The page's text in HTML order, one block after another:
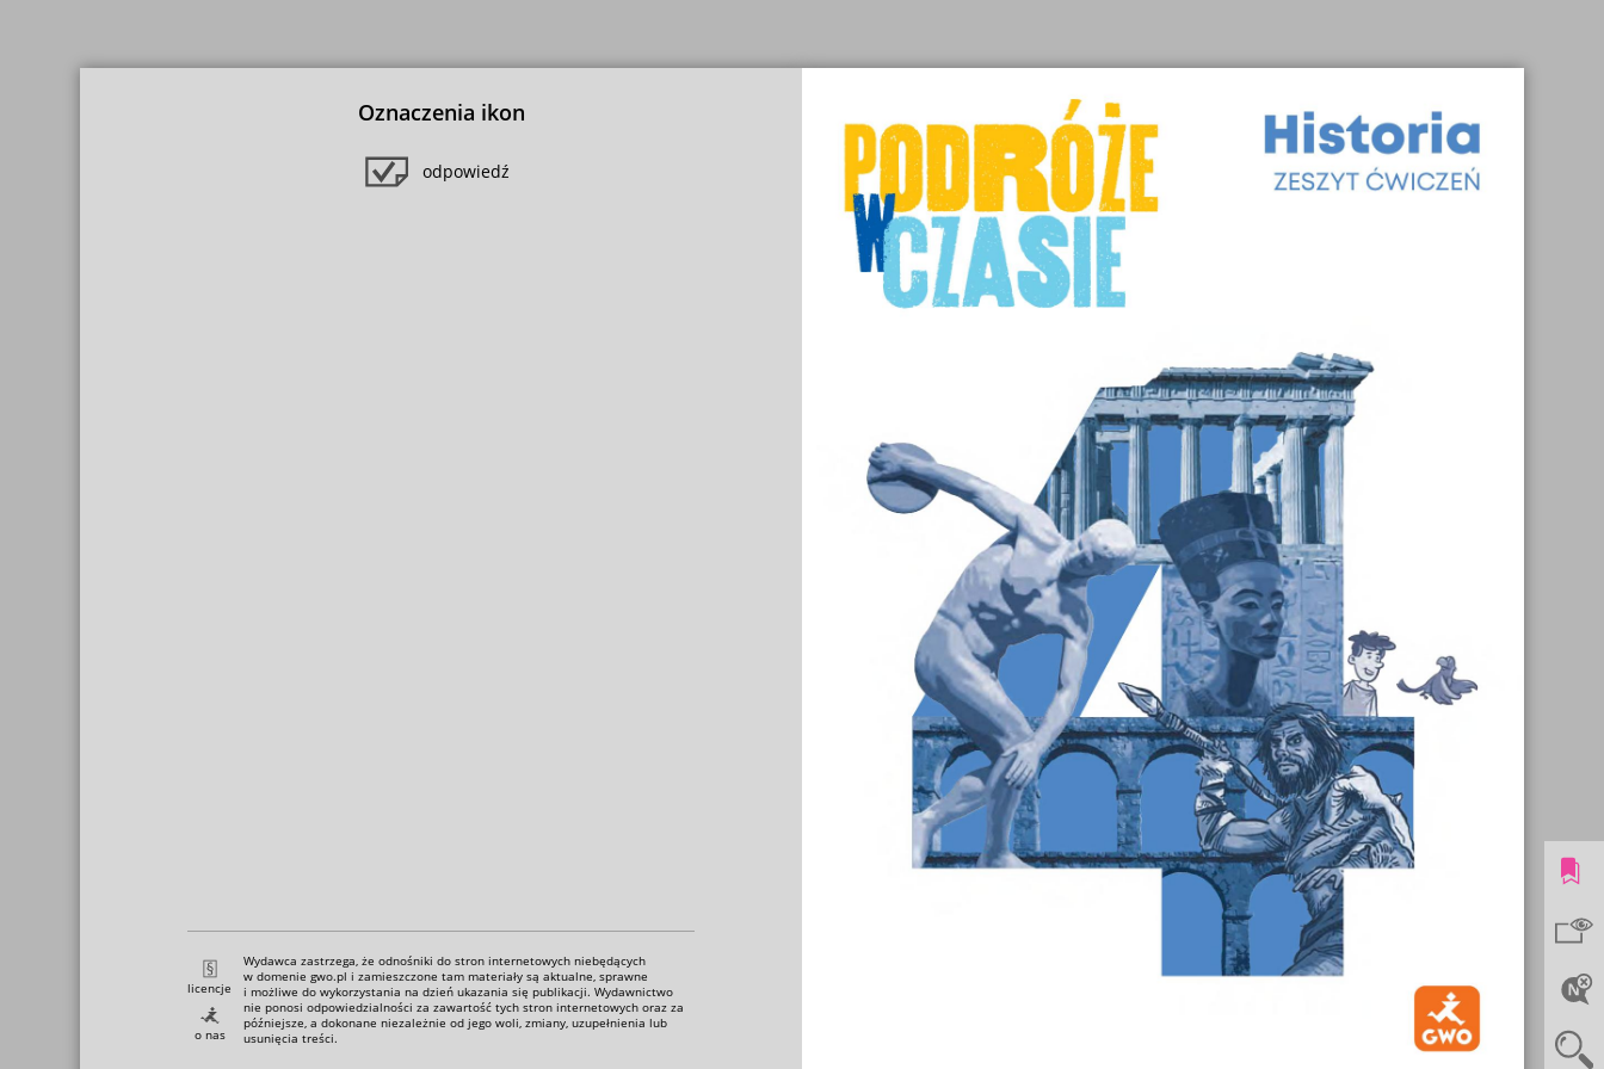
Oznaczenia ikon
odpowiedź
licencje
o nas
Wydawca zastrzega, że odnośniki do stron internetowych niebędących
w domenie gwo.pl i zamieszczone tam materiały są aktualne, sprawne
i możliwe do wykorzystania na dzień ukazania się publikacji. Wydawnictwo
nie ponosi odpowiedzialności za zawartość tych stron internetowych oraz za
późniejsze, a dokonane niezależnie od jego woli, zmiany, uzupełnienia lub
usunięcia treści.